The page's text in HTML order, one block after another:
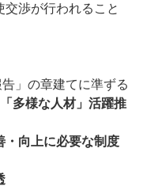
渉が行われること
」の章建てに準ずる
多様な人材」活躍推
・向上に必要な制度